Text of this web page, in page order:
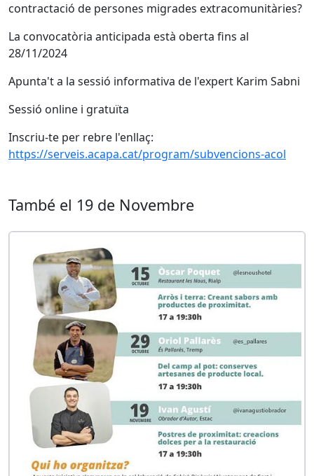
contractació de persones migrades extracomunitàries?
La convocatòria anticipada està oberta fins al
28/11/2024
Apunta't a la sessió informativa de l'expert Karim Sabni
Sessió online i gratuïta
Inscriu-te per rebre l'enllaç:
https://serveis.acapa.cat/program/subvencions-acol
També el 19 de Novembre